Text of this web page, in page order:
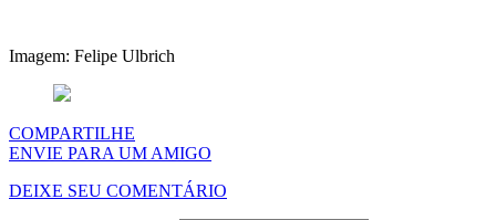
Imagem: Felipe Ulbrich
COMPARTILHE
ENVIE PARA UM AMIGO
DEIXE SEU COMENTÁRIO